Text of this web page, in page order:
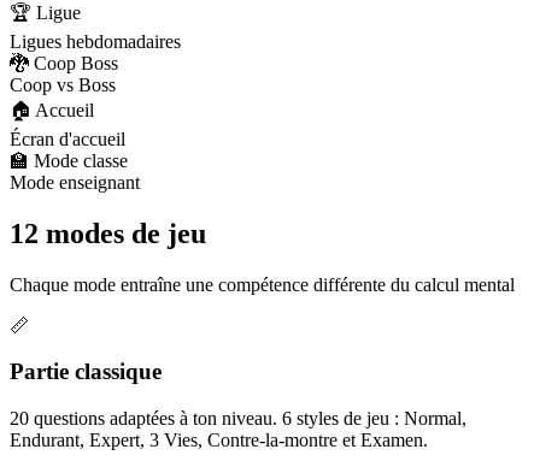
🏆 Ligue
Ligues hebdomadaires
🐉 Coop Boss
Coop vs Boss
🏠 Accueil
Écran d'accueil
🏫 Mode classe
Mode enseignant
12 modes de jeu
Chaque mode entraîne une compétence différente du calcul mental
📏
Partie classique
20 questions adaptées à ton niveau. 6 styles de jeu : Normal,
Endurant, Expert, 3 Vies, Contre-la-montre et Examen.